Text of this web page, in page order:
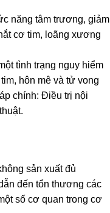
năng tâm trương, giảm
cơ tim, loãng xương
tình trạng nguy hiểm
hôn mê và tử vong
chính: Điều trị nội
sản xuất đủ
đến tổn thương các
số cơ quan trong cơ